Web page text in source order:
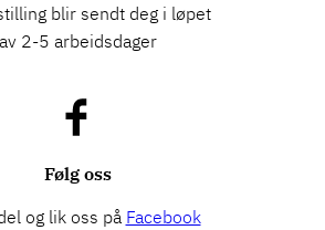
blir sendt deg i løpet
av 2-5 arbeidsdager
Følg oss
og lik oss på Facebook